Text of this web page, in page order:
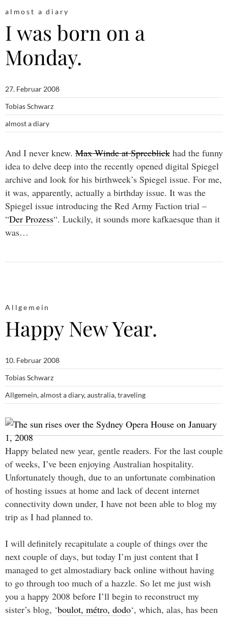
almost a diary
I was born on a
Monday.
27. Februar 2008
Tobias Schwarz
almost a diary
And I never knew. Max Winde at Spreeblick had the funny
idea to delve deep into the recently opened digital Spiegel
archive and look for his birthweek’s Spiegel issue. For me,
it was, apparently, actually a birthday issue. It was the
Spiegel issue introducing the Red Army Faction trial –
“Der Prozess“. Luckily, it sounds more kafkaesque than it
was…
Allgemein
Happy New Year.
10. Februar 2008
Tobias Schwarz
Allgemein,almost a diary,australia,traveling
Happy belated new year, gentle readers. For the last couple
of weeks, I’ve been enjoying Australian hospitality.
Unfortunately though, due to an unfortunate combination
of hosting issues at home and lack of decent internet
connectivity down under, I have not been able to blog my
trip as I had planned to.
I will definitely recapitulate a couple of things over the
next couple of days, but today I’m just content that I
managed to get almostadiary back online without having
to go through too much of a hazzle. So let me just wish
you a happy 2008 before I’ll begin to reconstruct my
sister’s blog, ‘boulot, métro, dodo‘, which, alas, has been